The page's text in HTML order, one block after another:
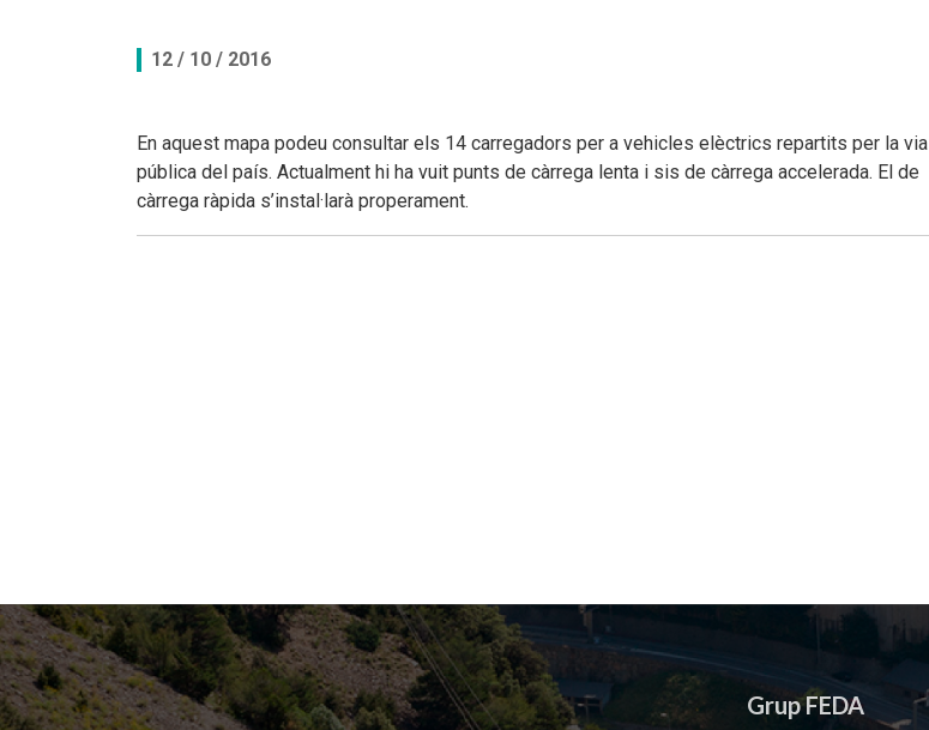
Documents per descarregar
Documents per descarregar
Peticions
Medi ambient, seguretat i salut
12 / 10 / 2016
En aquest mapa podeu consultar els 14 carregadors per a vehicles elèctrics repartits per la via
pública del país. Actualment hi ha vuit punts de càrrega lenta i sis de càrrega accelerada. El de
càrrega ràpida s’instal·larà properament.
Grup FEDA